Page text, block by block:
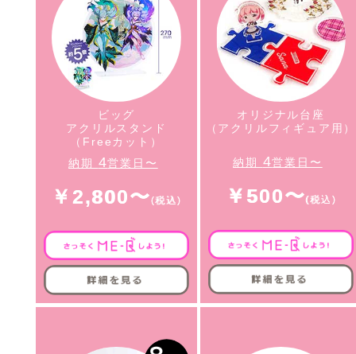
ビッグ
アクリルスタンド
（Freeカット）
納期 4営業日〜
￥2,800〜
オリジナル台座
（アクリルフィギュア用）
納期 4営業日〜
￥500〜